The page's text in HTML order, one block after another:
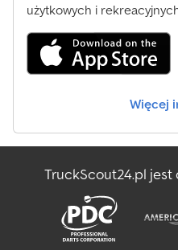
użytkowych i
Więcej
TruckScout24.pl